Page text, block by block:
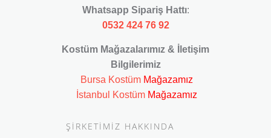
Whatsapp Sipariş Hattı:
0532 424 76 92
Kostüm Mağazalarımız & İletişim
Bilgilerimiz
Bursa Kostüm Mağazamız
İstanbul Kostüm Mağazamız
ŞİRKETİMİZ HAKKINDA